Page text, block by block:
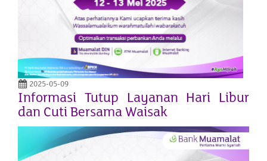
2025-05-09
Informasi Tutup Layanan Hari Libur
dan Cuti Bersama Waisak